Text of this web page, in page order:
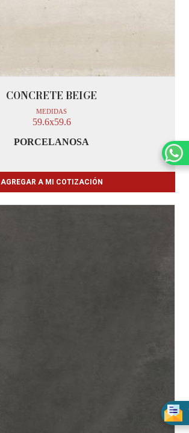
CONCRETE BEIGE
MEDIDAS
59.6x59.6
PORCELANOSA
AGREGAR A MI COTIZACIÓN